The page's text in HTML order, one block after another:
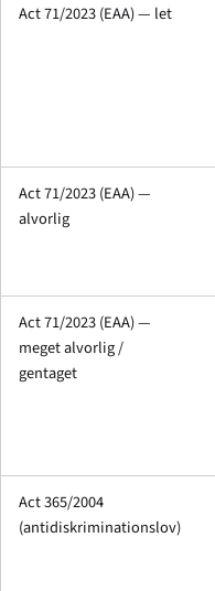
Act 71/2023 (EAA) — let
Act 71/2023 (EAA) —
alvorlig
Act 71/2023 (EAA) —
meget alvorlig /
gentaget
Act 365/2004
(antidiskriminationslov)